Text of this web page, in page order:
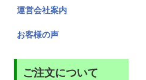
運営会社案内
お客様の声
ご注文について